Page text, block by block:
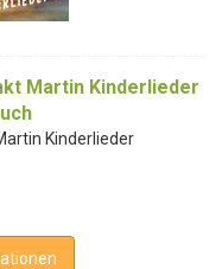
Martin Kinderlieder
Kinderlieder